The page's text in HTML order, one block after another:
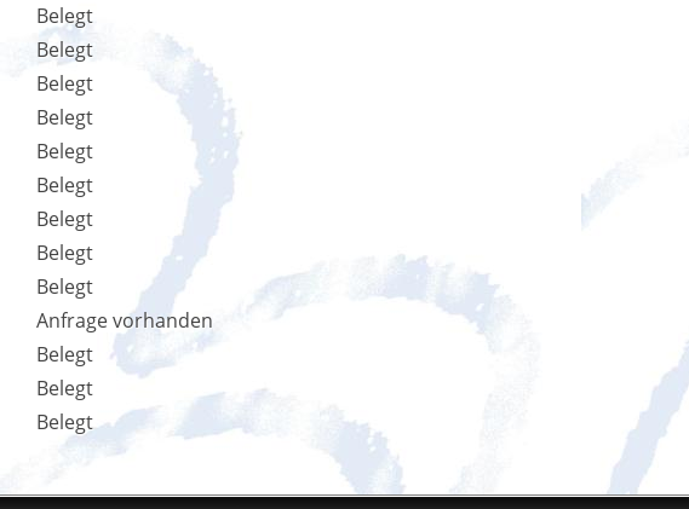
Belegt
Belegt
Belegt
Belegt
Belegt
Belegt
Belegt
Belegt
Belegt
Anfrage vorhanden
Belegt
Belegt
Belegt